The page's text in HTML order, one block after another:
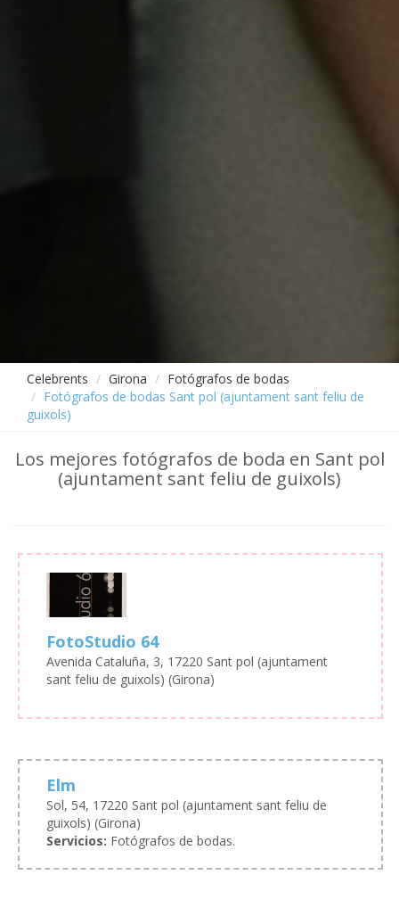
Celebrents Girona
Fotógrafos de bodas
Fotógrafos de bodas Sant pol (ajuntament sant feliu de
guixols)
Los mejores fotógrafos de boda en Sant pol
(ajuntament sant feliu de guixols)
FotoStudio 64
Avenida Cataluña, 3, 17220 Sant pol (ajuntament
sant feliu de guixols) (Girona)
Elm
Sol, 54, 17220 Sant pol (ajuntament sant feliu de
guixols) (Girona)
Servicios: Fotógrafos de bodas.